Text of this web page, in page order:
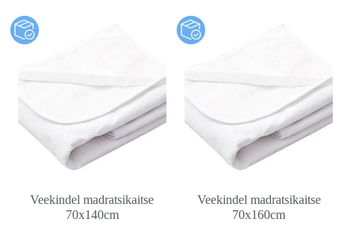
Veekindel madratsikaitse
70x140cm
Veekindel madratsikaitse
70x160cm